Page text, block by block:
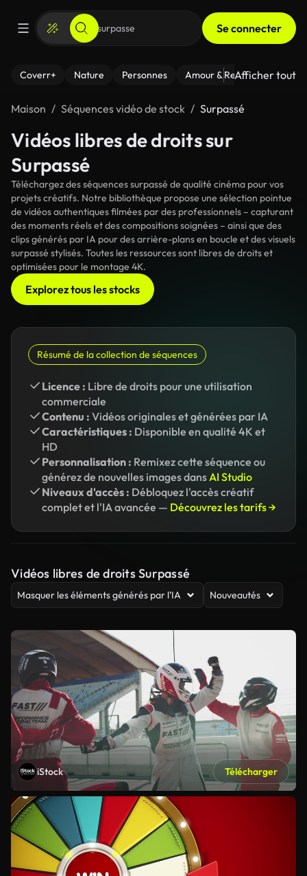
Se connecter
Coverr+ Nature Personnes Amour & Relations Le
Afficher tout
Maison Séquences vidéo de stock Surpassé
Vidéos libres de droits sur
Surpassé
Téléchargez des séquences surpassé de qualité cinéma pour vos
projets créatifs. Notre bibliothèque propose une sélection pointue
de vidéos authentiques filmées par des professionnels – capturant
des moments réels et des compositions soignées – ainsi que des
clips générés par IA pour des arrière-plans en boucle et des visuels
surpassé stylisés. Toutes les ressources sont libres de droits et
optimisées pour le montage 4K.
Explorez tous les stocks
Résumé de la collection de séquences
Licence : Libre de droits pour une utilisation
commerciale
Contenu : Vidéos originales et générées par IA
Caractéristiques : Disponible en qualité 4K et
HD
Personnalisation : Remixez cette séquence ou
générez de nouvelles images dansAI Studio
Niveaux d'accès : Débloquez l'accès créatif
complet et l'IA avancée — Découvrez les tarifs →
Vidéos libres de droits Surpassé
Masquer les éléments générés par l’IA Nouveautés
iStock Télécharger